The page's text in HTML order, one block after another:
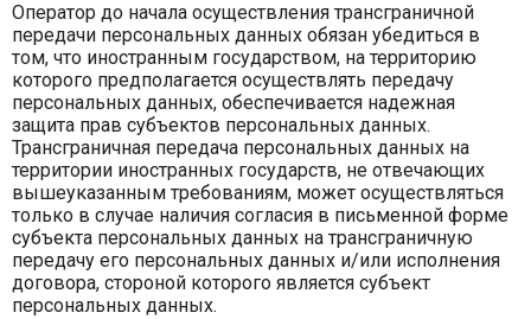
Оператор до начала осуществления трансграничной
передачи персональных данных обязан убедиться в
том, что иностранным государством, на территорию
которого предполагается осуществлять передачу
персональных данных, обеспечивается надежная
защита прав субъектов персональных данных.
Трансграничная передача персональных данных на
территории иностранных государств, не отвечающих
вышеуказанным требованиям, может осуществляться
только в случае наличия согласия в письменной форме
субъекта персональных данных на трансграничную
передачу его персональных данных и/или исполнения
договора, стороной которого является субъект
персональных данных.